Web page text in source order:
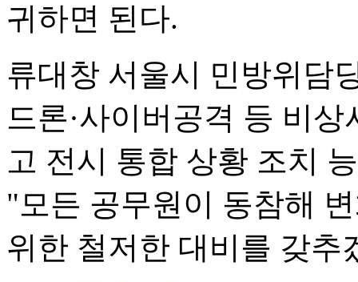
귀하면 된다.
류대창 서울시 민방위담
드론·사이버공격 등 비
고 전시 통합 상황 조치
"모든 공무원이 동참해
위한 철저한 대비를 갖추